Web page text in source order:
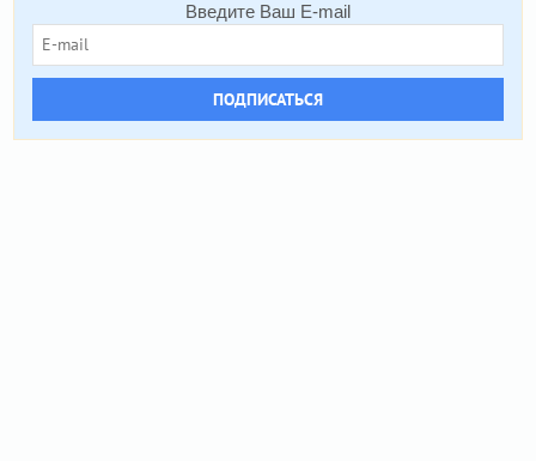
Введите Ваш E-mail
ПОДПИСАТЬСЯ